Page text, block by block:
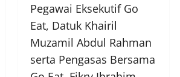
Pegawai Eksekutif Go
Eat, Datuk Khairil
Muzamil Abdul Rahman
serta Pengasas Bersama